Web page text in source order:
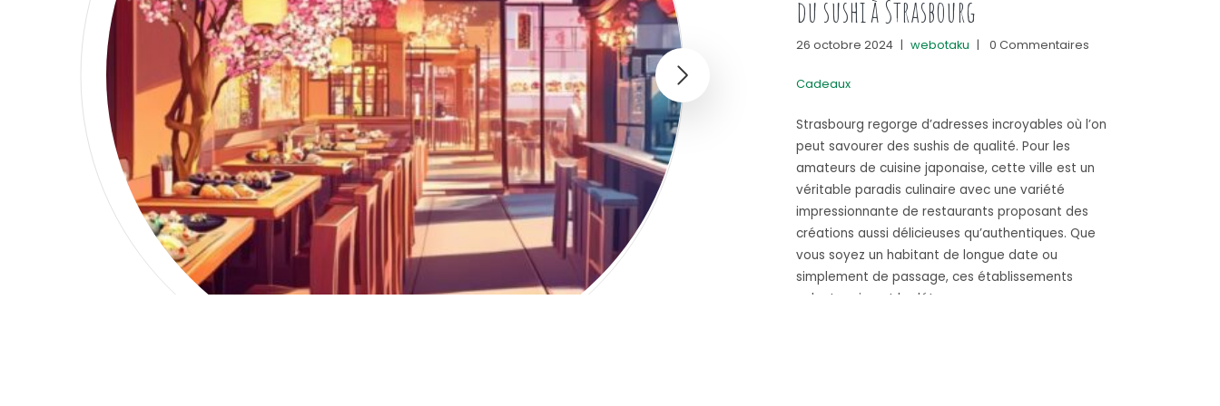
du sushi à Strasbourg
26 octobre 2024 | webotaku | 0 Commentaires
Cadeaux
Strasbourg regorge d’adresses incroyables où l’on
peut savourer des sushis de qualité. Pour les
amateurs de cuisine japonaise, cette ville est un
véritable paradis culinaire avec une variété
impressionnante de restaurants proposant des
créations aussi délicieuses qu’authentiques. Que
vous soyez un habitant de longue date ou
simplement de passage, ces établissements
valent vraiment le détour. …